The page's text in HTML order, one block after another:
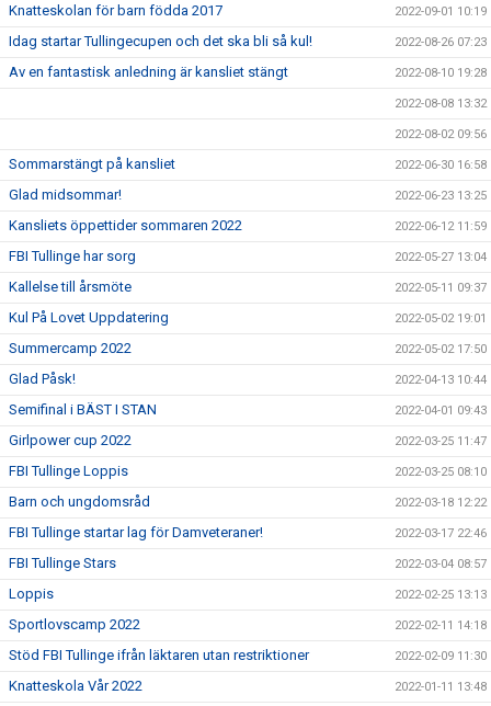
Knatteskolan för barn födda 2017 2022-09-01 10:19
Idag startar Tullingecupen och det ska bli så kul! 2022-08-26 07:23
Av en fantastisk anledning är kansliet stängt 2022-08-10 19:28
2022-08-08 13:32
2022-08-02 09:56
Sommarstängt på kansliet 2022-06-30 16:58
Glad midsommar! 2022-06-23 13:25
Kansliets öppettider sommaren 2022 2022-06-12 11:59
FBI Tullinge har sorg 2022-05-27 13:04
Kallelse till årsmöte 2022-05-11 09:37
Kul På Lovet Uppdatering 2022-05-02 19:01
Summercamp 2022 2022-05-02 17:50
Glad Påsk! 2022-04-13 10:44
Semifinal i BÄST I STAN 2022-04-01 09:43
Girlpower cup 2022 2022-03-25 11:47
FBI Tullinge Loppis 2022-03-25 08:10
Barn och ungdomsråd 2022-03-18 12:22
FBI Tullinge startar lag för Damveteraner! 2022-03-17 22:46
FBI Tullinge Stars 2022-03-04 08:57
Loppis 2022-02-25 13:13
Sportlovscamp 2022 2022-02-11 14:18
Stöd FBI Tullinge ifrån läktaren utan restriktioner 2022-02-09 11:30
Knatteskola Vår 2022 2022-01-11 13:48